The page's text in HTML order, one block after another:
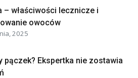
– właściwości lecznicze i
owoców
2025
pączek? Ekspertka nie zostawia